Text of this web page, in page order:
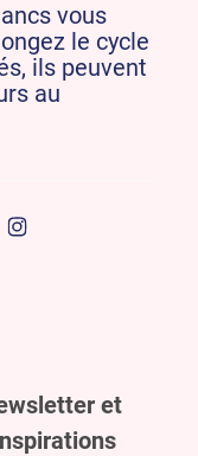
vous
le cycle
ils peuvent
au
et